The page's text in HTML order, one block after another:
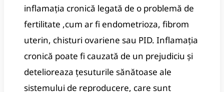
inflamația cronică legată de o problemă de
fertilitate ,cum ar fi endometrioza, fibrom
uterin, chisturi ovariene sau PID. Inflamația
cronică poate fi cauzată de un prejudiciu și
detelioreaza țesuturile sănătoase ale
sistemului de reproducere, care sunt